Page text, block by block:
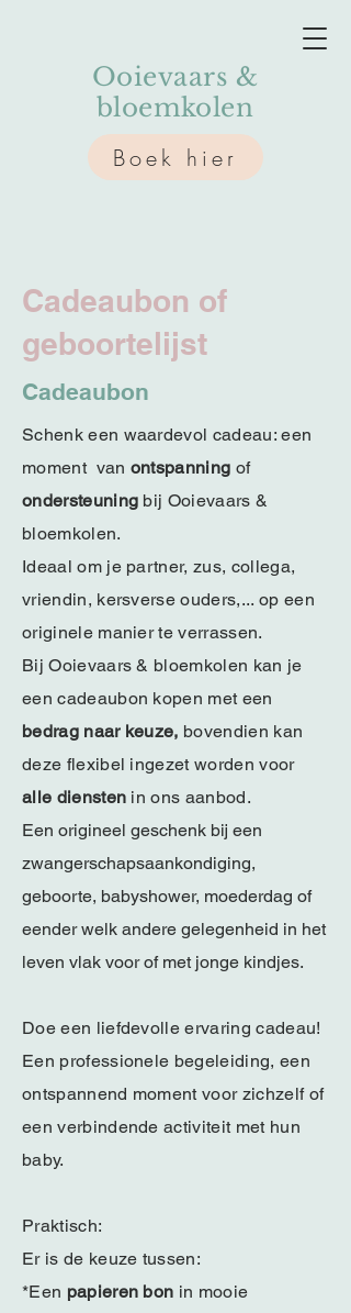
Ooievaars &
bloemkolen
Boek hier
Cadeaubon of
geboortelijst
Cadeaubon
Schenk een waardevol cadeau: een
moment van ontspanning of
ondersteuning bij Ooievaars &
bloemkolen.
Ideaal om je partner, zus, collega,
vriendin, kersverse ouders,... op een
originele manier te verrassen.
Bij Ooievaars & bloemkolen kan je
een cadeaubon kopen met een
bedrag naar keuze, bovendien kan
deze flexibel ingezet worden voor
alle diensten in ons aanbod.
Een origineel geschenk bij een
zwangerschapsaankondiging,
geboorte, babyshower, moederdag of
eender welk andere gelegenheid in het
leven vlak voor of met jonge kindjes.
Doe een liefdevolle ervaring cadeau!
Een professionele begeleiding, een
ontspannend moment voor zichzelf of
een verbindende activiteit met hun
baby.
Praktisch:
Er is de keuze tussen:
*Een papieren bon in mooie